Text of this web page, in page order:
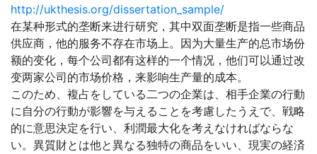
http://ukthesis.org/dissertation_sample/
在某种形式的垄断来进行研究，其中双面垄断是指一些商品
供应商，他的服务不存在市场上。因为大量生产的总市场份
额的变化，每个公司都有这样的一个情况，他们可以通过改
变两家公司的市场价格，来影响生产量的成本。
このため、複占をしている二つの企業は、相手企業の行動
に自分の行動が影響を与えることを考慮したうえで、戦略
的に意思決定を行い、利潤最大化を考えなければならな
い。異質財とは他と異なる独特の商品をいい、現実の経済